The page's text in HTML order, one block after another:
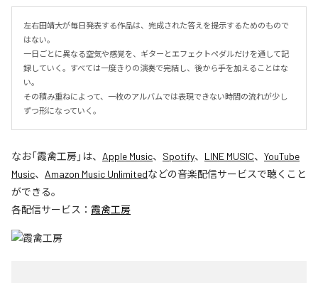
左右田靖大が毎日発表する作品は、完成された答えを提示するためのもので
はない。
一日ごとに異なる空気や感覚を、ギターとエフェクトペダルだけを通して記
録していく。すべては一度きりの演奏で完結し、後から手を加えることはな
い。
その積み重ねによって、一枚のアルバムでは表現できない時間の流れが少し
ずつ形になっていく。
なお「霞禽工房」は、 Apple Music、 Spotify、 LINE MUSIC、 YouTube
Music、 Amazon Music Unlimitedなどの音楽配信サービスで聴くこと
ができる。
各配信サービス： 霞禽工房